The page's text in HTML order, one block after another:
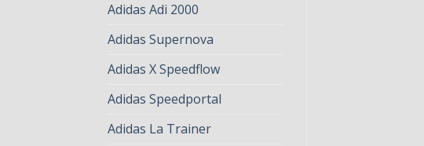
Adidas Adi 2000
Adidas Supernova
Adidas X Speedflow
Adidas Speedportal
Adidas La Trainer